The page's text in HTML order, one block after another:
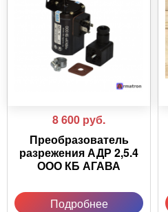
8 600 руб.
Преобразователь
разрежения АДР 2,5.4
ООО КБ АГАВА
Подробнее